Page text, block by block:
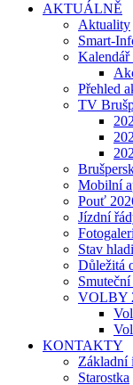
AKTUÁLNĚ
Aktuality
Smart-
Kalendář
Přehled
TV
Mobilní
Pouť
Jízdní
Stav
Důležitá
VOLBY
KONTAKTY
Základní
Starostka